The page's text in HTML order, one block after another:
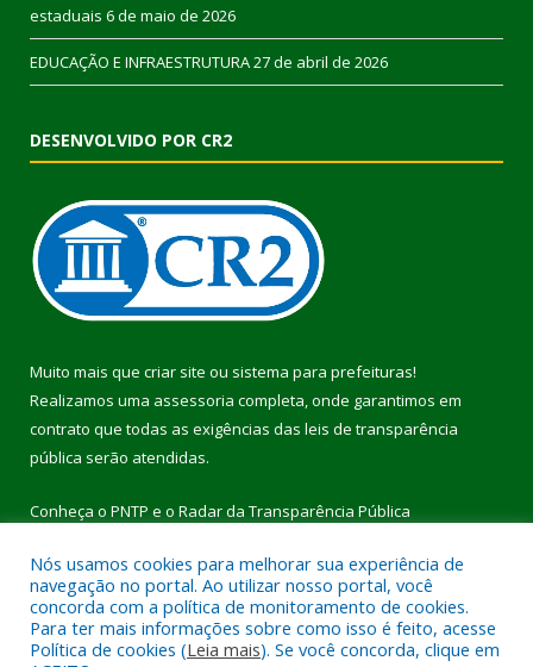
estaduais 6 de maio de 2026
EDUCAÇÃO E INFRAESTRUTURA27 de abril de 2026
DESENVOLVIDO POR CR2
Muito mais que criar site ou sistema para prefeituras!
Realizamos uma assessoria completa, onde garantimos em
contrato que todas as exigências das leis de transparência
pública serão atendidas.
Conheça o PNTP e o Radar da Transparência Pública
Todos os direitos reservados a Prefeitura Municipal de Pau
D’Arco.
Nós usamos cookies para melhorar sua experiência de
navegação no portal. Ao utilizar nosso portal, você
concorda com a política de monitoramento de cookies.
Para ter mais informações sobre como isso é feito, acesse
Política de cookies (Leia mais). Se você concorda, clique em